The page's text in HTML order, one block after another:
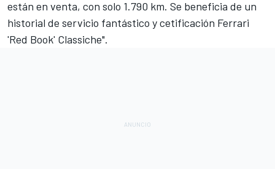
están en venta, con solo 1.790 km. Se beneficia de un
historial de servicio fantástico y cetificación Ferrari
'Red Book' Classiche".